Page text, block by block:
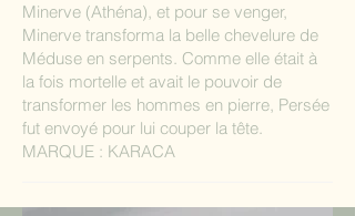
Minerve (Athéna), et pour se venger,
Minerve transforma la belle chevelure de
Méduse en serpents. Comme elle était à
la fois mortelle et avait le pouvoir de
transformer les hommes en pierre, Persée
fut envoyé pour lui couper la tête.
MARQUE : KARACA